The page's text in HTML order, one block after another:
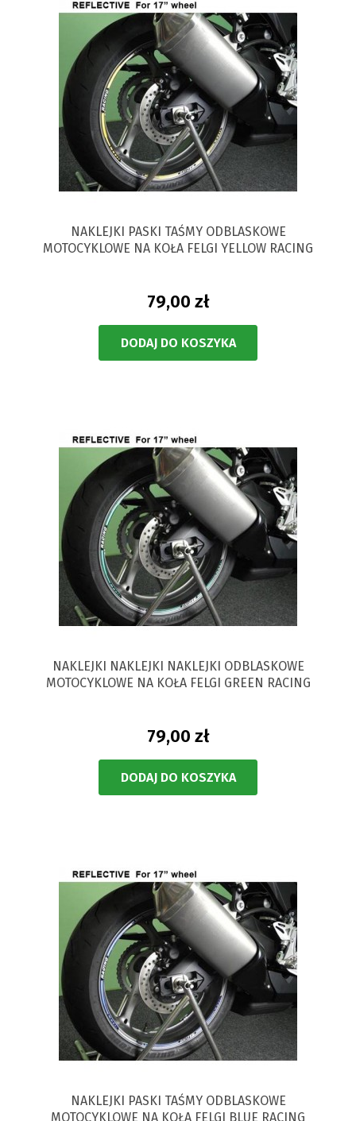
NAKLEJKI PASKI TAŚMY ODBLASKOWE
MOTOCYKLOWE NA KOŁA FELGI YELLOW RACING
79,00 zł
DODAJ DO KOSZYKA
NAKLEJKI NAKLEJKI NAKLEJKI ODBLASKOWE
MOTOCYKLOWE NA KOŁA FELGI GREEN RACING
79,00 zł
DODAJ DO KOSZYKA
NAKLEJKI PASKI TAŚMY ODBLASKOWE
MOTOCYKLOWE NA KOŁA FELGI BLUE RACING